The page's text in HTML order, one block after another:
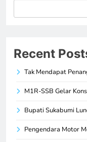
Recent
Tak Mendapat
M1R-SSB Gelar
Bupati Sukabumi
Pengendara Motor